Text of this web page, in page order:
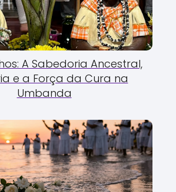
A Sabedoria Ancestral,
e a Força da Cura na
Umbanda